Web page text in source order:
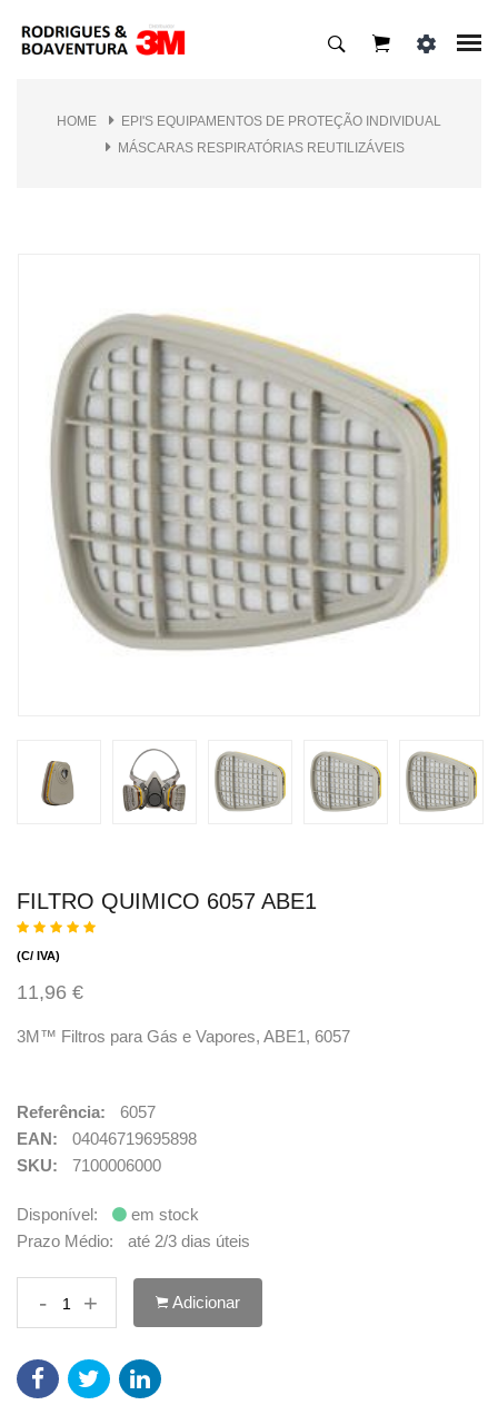
HOME
EPI'S EQUIPAMENTOS DE PROTEÇÃO INDIVIDUAL
MÁSCARAS RESPIRATÓRIAS REUTILIZÁVEIS
FILTRO QUIMICO 6057 ABE1
(C/ IVA)
11,96 €
3M™ Filtros para Gás e Vapores, ABE1, 6057
Referência:
6057
EAN:
04046719695898
SKU:
7100006000
Disponível:
em stock
Prazo Médio:
até 2/3 dias úteis
- + Adicionar